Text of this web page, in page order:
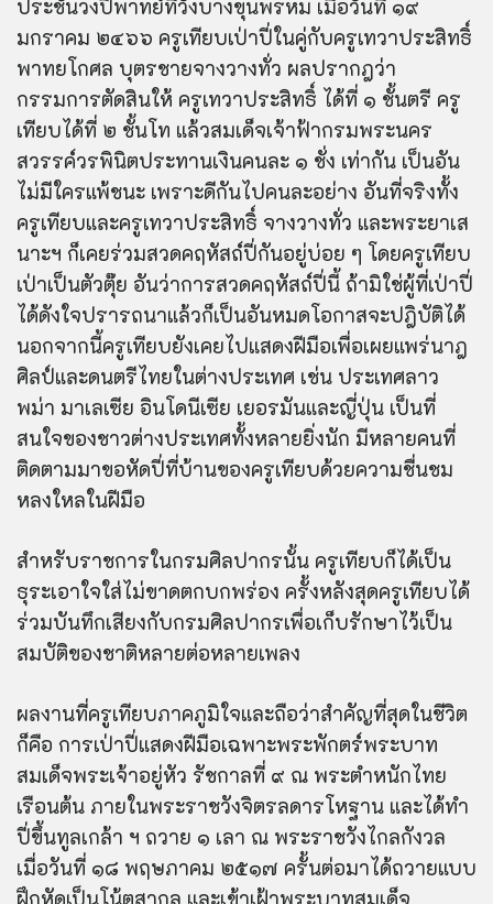
ประชันวงปี่พาทย์ที่วังบางขุนพรหม เมื่อวันที่ ๑๙
มกราคม ๒๔๖๖ ครูเทียบเป่าปี่ในคู่กับครูเทวาประสิทธิ์
พาทยโกศล บุตรชายจางวางทั่ว ผลปรากฎว่า
กรรมการตัดสินให้ ครูเทวาประสิทธิ์ ได้ที่ ๑ ชั้นตรี ครู
เทียบได้ที่ ๒ ชั้นโท แล้วสมเด็จเจ้าฟ้ากรมพระนคร
สวรรค์วรพินิตประทานเงินคนละ ๑ ชั่ง เท่ากัน เป็นอัน
ไม่มีใครแพ้ชนะ เพราะดีกันไปคนละอย่าง อันที่จริงทั้ง
ครูเทียบและครูเทวาประสิทธิ์ จางวางทั่ว และพระยาเส
นาะฯ ก็เคยร่วมสวดคฤหัสถ์ปี่กันอยู่บ่อย ๆ โดยครูเทียบ
เป่าเป็นตัวตุ๊ย อันว่าการสวดคฤหัสถ์ปี่นี้ ถ้ามิใช่ผู้ที่เป่าปี่
ได้ดังใจปรารถนาแล้วก็เป็นอันหมดโอกาสจะปฎิบัติได้
นอกจากนี้ครูเทียบยังเคยไปแสดงฝีมือเพื่อเผยแพร่นาฎ
ศิลป์และดนตรีไทยในต่างประเทศ เช่น ประเทศลาว
พม่า มาเลเซีย อินโดนีเซีย เยอรมันและญี่ปุ่น เป็นที่
สนใจของชาวต่างประเทศทั้งหลายยิ่งนัก มีหลายคนที่
ติดตามมาขอหัดปี่ที่บ้านของครูเทียบด้วยความชื่นชม
หลงใหลในฝีมือ
สำหรับราชการในกรมศิลปากรนั้น ครูเทียบก็ได้เป็น
ธุระเอาใจใส่ไม่ขาดตกบกพร่อง ครั้งหลังสุดครูเทียบได้
ร่วมบันทึกเสียงกับกรมศิลปากรเพื่อเก็บรักษาไว้เป็น
สมบัติของชาติหลายต่อหลายเพลง
ผลงานที่ครูเทียบภาคภูมิใจและถือว่าสำคัญที่สุดในชีวิต
ก็คือ การเป่าปี่แสดงฝีมือเฉพาะพระพักตร์พระบาท
สมเด็จพระเจ้าอยู่หัว รัชกาลที่ ๙ ณ พระตำหนักไทย
เรือนต้น ภายในพระราชวังจิตรลดารโหฐาน และได้ทำ
ปี่ขึ้นทูลเกล้า ฯ ถวาย ๑ เลา ณ พระราชวังไกลกังวล
เมื่อวันที่ ๑๘ พฤษภาคม ๒๕๑๗ ครั้นต่อมาได้ถวายแบบ
ฝึกหัดเป็นโน้ตสากล และเข้าเฝ้าพระบาทสมเด็จ